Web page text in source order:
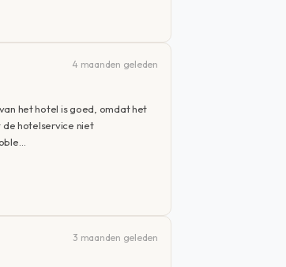
4 maanden geleden
het hotel is goed, omdat het
de hotelservice niet
3 maanden geleden